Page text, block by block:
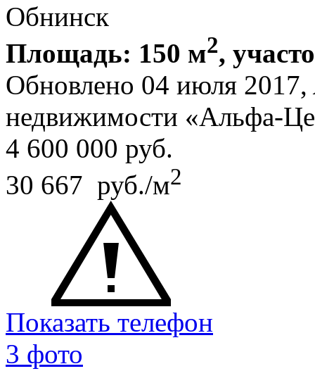
Обнинск
Площадь: 150 м2,
Обновлено 04 июля 2017,
недвижимости «Альфа-
4 600 000 руб.
30 667 руб./м2
Показать телефон
3 фото